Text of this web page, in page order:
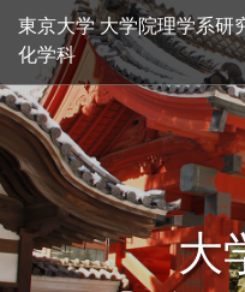
東京大学 大学院理学系研
化学科
大